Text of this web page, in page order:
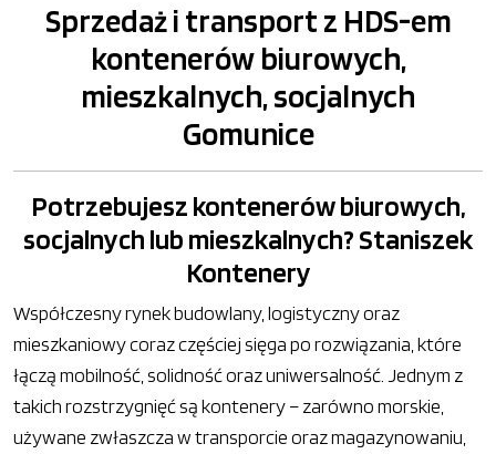
Sprzedaż i transport z HDS-em
kontenerów biurowych,
mieszkalnych, socjalnych
Gomunice
Potrzebujesz kontenerów biurowych,
socjalnych lub mieszkalnych? Staniszek
Kontenery
Współczesny rynek budowlany, logistyczny oraz
mieszkaniowy coraz częściej sięga po rozwiązania, które
łączą mobilność, solidność oraz uniwersalność. Jednym z
takich rozstrzygnięć są kontenery – zarówno morskie,
używane zwłaszcza w transporcie oraz magazynowaniu,